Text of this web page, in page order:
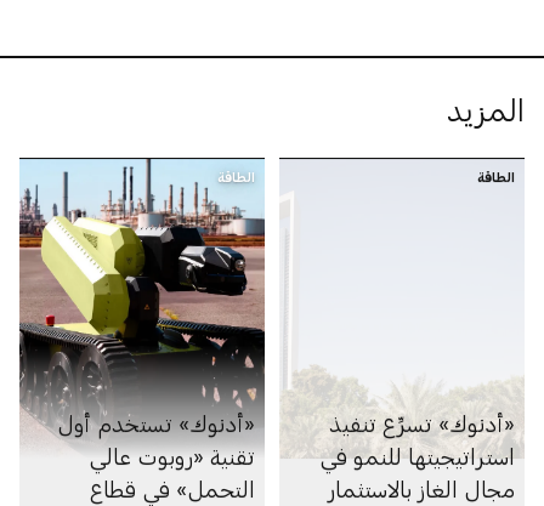
المزيد
الطاقة
«أدنوك» تسرِّع تنفيذ
استراتيجيتها للنمو في
مجال الغاز بالاستثمار
الطاقة
«أدنوك» تستخدم أول
تقنية «روبوت عالي
التحمل» في قطاع